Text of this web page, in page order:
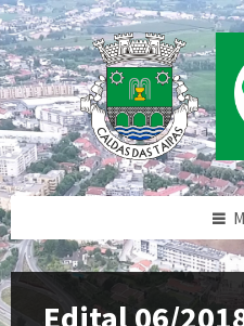
Skip
to
content
Skip
to
left
sidebar
Skip
to
footer
Edital 06/